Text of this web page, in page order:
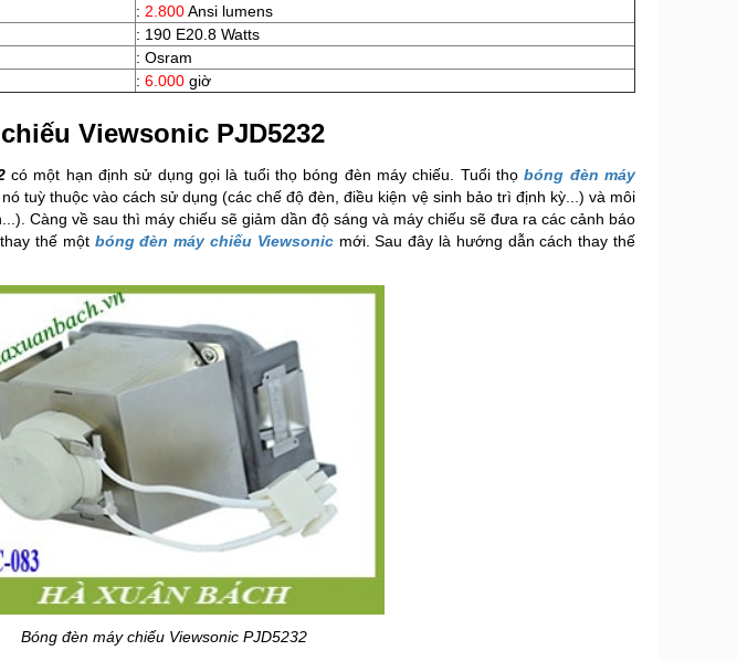
: 2.800Ansi lumens
: 190 E20.8 Watts
: Osram
: 6.000 giờ
Viewsonic PJD5232
có một hạn định sử dụng gọi là tuổi thọ bóng đèn máy chiếu. Tuổi thọbóng đèn máy
tuỳ thuộc vào cách sử dụng (các chế độ đèn, điều kiện vệ sinh bảo trì định kỳ...) và môi
Càng về sau thì máy chiếu sẽ giảm dần độ sáng và máy chiếu sẽ đưa ra các cảnh báo
thế một bóng đèn máy chiếu Viewsonicmới. Sau đây là hướng dẫn cách thay thế
Bóng đèn máy chiếu Viewsonic PJD5232